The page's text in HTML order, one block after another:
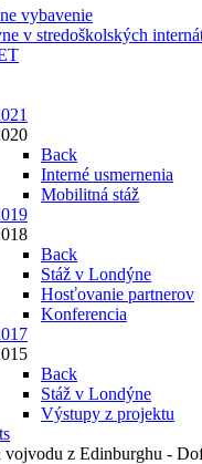
vybavenie
v stredoškolských
Back
Interné usmernenia
Mobilitná stáž
Back
Stáž v Londýne
Hosťovanie partnerov
Konferencia
Back
Stáž v Londýne
Výstupy z projektu
vojvodu z Edinburghu -